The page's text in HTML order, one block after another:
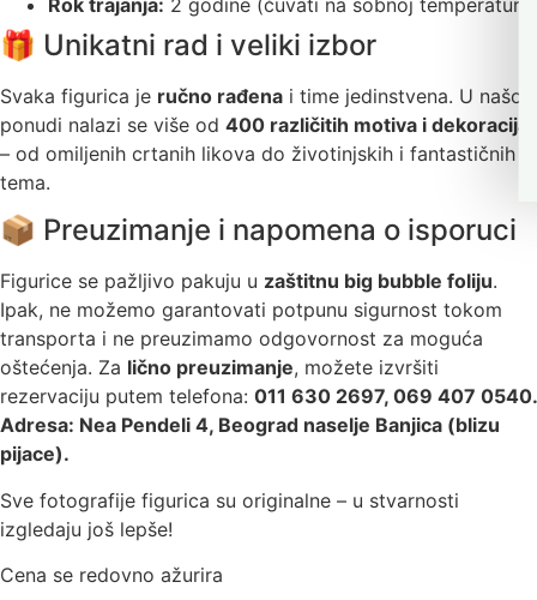
🎁 Unikatni rad i veliki izbor
Svaka figurica je ručno rađena i time jedinstvena. U našoj
ponudi nalazi se više od 400 različitih motiva i dekoracija
– od omiljenih crtanih likova do životinjskih i fantastičnih
tema.
📦 Preuzimanje i napomena o isporuci
Figurice se pažljivo pakuju u zaštitnu big bubble foliju.
Ipak, ne možemo garantovati potpunu sigurnost tokom
transporta i ne preuzimamo odgovornost za moguća
oštećenja. Za lično preuzimanje, možete izvršiti
rezervaciju putem telefona: 011 630 2697, 069 407 0540.
Adresa: Nea Pendeli 4, Beograd naselje Banjica (blizu
pijace).
Sve fotografije figurica su originalne – u stvarnosti
izgledaju još lepše!
Cena se redovno ažurira